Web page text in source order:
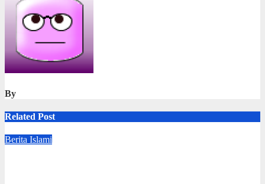
By
Related Post
Berita Islami